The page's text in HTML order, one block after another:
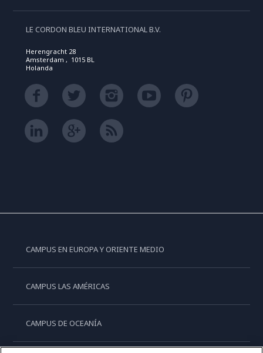
LE CORDON BLEU INTERNATIONAL B.V.
Herengracht 28
Amsterdam , 1015 BL
Holanda
CAMPUS EN EUROPA Y ORIENTE MEDIO
CAMPUS LAS AMÉRICAS
CAMPUS DE OCEANÍA